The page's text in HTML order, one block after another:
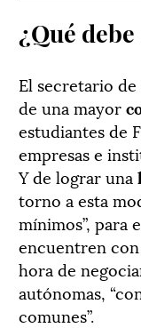
¿Qué
El secretario
de una mayor
estudiantes de
empresas e
Y de lograr una
torno a esta
mínimos”, para
encuentren con
hora de
autónomas,
comunes”.